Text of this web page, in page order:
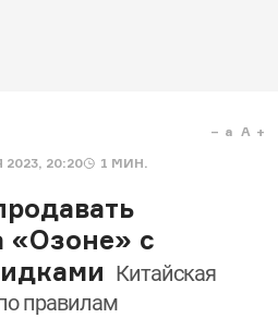
20:20 1 МИН.
a A
«Озоне» с
Китайская
правилам